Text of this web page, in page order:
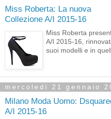
Miss Roberta: La nuova
Collezione A/I 2015-16
Miss Roberta
A/I 2015-16,
suoi modelli e in
mercoledì 21 gennaio
Milano Moda Uomo:
A/I 2015-16